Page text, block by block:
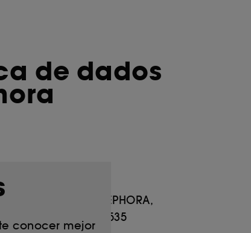
de dados
conocer mejor
postal a SEPHORA,
a 20.00, al 900 535